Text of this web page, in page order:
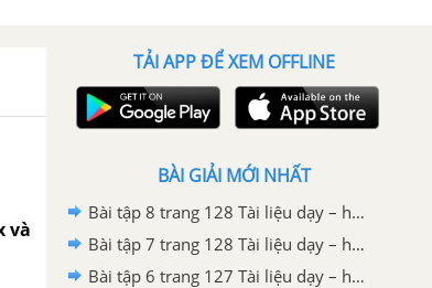
và
TẢI APP ĐỂ XEM OFFLINE
BÀI GIẢI MỚI NHẤT
Bài tập 8 trang 128 Tài liệu dạy – học Toán 8 tập 2
Bài tập 7 trang 128 Tài liệu dạy – học Toán 8 tập 2
Bài tập 6 trang 127 Tài liệu dạy – học Toán 8 tập 2